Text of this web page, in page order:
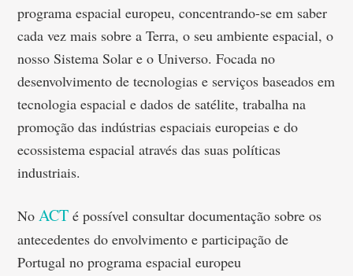
programa espacial europeu, concentrando-se em saber
cada vez mais sobre a Terra, o seu ambiente espacial, o
nosso Sistema Solar e o Universo. Focada no
desenvolvimento de tecnologias e serviços baseados em
tecnologia espacial e dados de satélite, trabalha na
promoção das indústrias espaciais europeias e do
ecossistema espacial através das suas políticas
industriais.
No ACT é possível consultar documentação sobre os
antecedentes do envolvimento e participação de
Portugal no programa espacial europeu